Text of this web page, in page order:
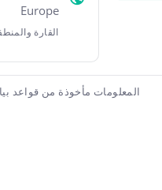
Europe
القارة
المعلومات مأخوذة من قواعد